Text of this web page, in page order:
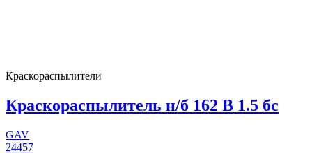
Краскораспылители
Краскораспылитель н/б 162 В 1.5 бс
GAV
24457